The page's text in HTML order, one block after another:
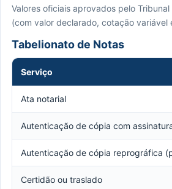
Valores oficiais aprovados pelo
(com valor declarado, cotação variável
Tabelionato de Notas
Serviço
Ata notarial
Autenticação de cópia com
Autenticação de cópia reprográfica
Certidão ou traslado